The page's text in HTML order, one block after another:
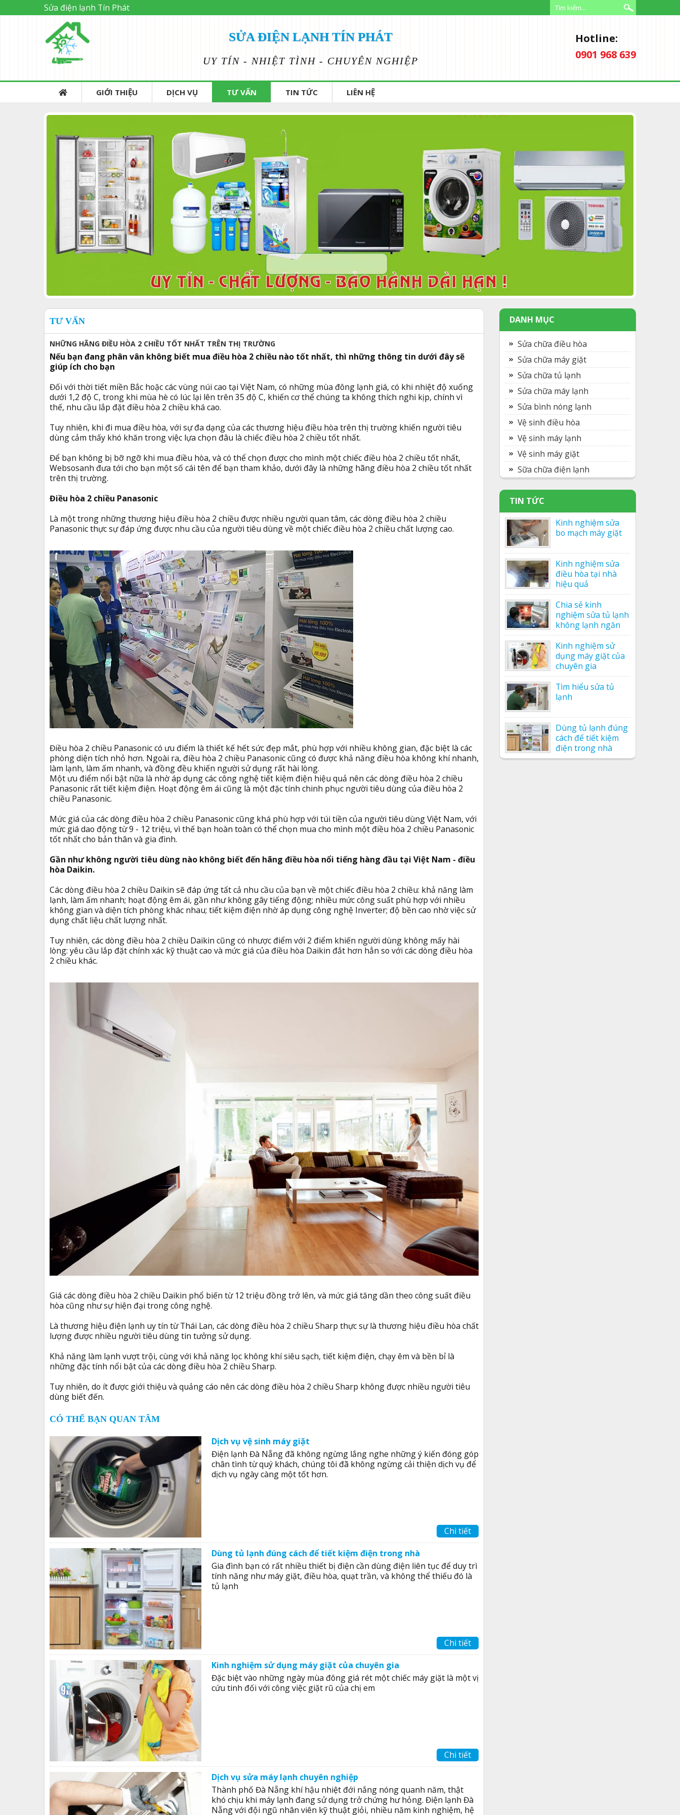
Sửa điện lạnh Tín Phát
SỬA ĐIỆN LẠNH TÍN PHÁT
UY TÍN - NHIỆT TÌNH - CHUYÊN NGHIỆP
Hotline:
0901 968 639
GIỚI THIỆU DỊCH VỤ TƯ VẤN TIN TỨC LIÊN HỆ
TƯ VẤN
NHỮNG HÃNG ĐIỀU HÒA 2 CHIỀU TỐT NHẤT TRÊN THỊ TRƯỜNG
Nếu bạn đang phân vân không biết mua điều hòa 2 chiều nào tốt nhất, thì những thông tin dưới đây sẽ
giúp ích cho bạn
Đối với thời tiết miền Bắc hoặc các vùng núi cao tại Việt Nam, có những mùa đông lạnh giá, có khi nhiệt độ xuống
dưới 1,2 độ C, trong khi mùa hè có lúc lại lên trên 35 độ C, khiến cơ thể chúng ta không thích nghi kịp, chính vì
thế, nhu cầu lắp đặt điều hòa 2 chiều khá cao.
Tuy nhiên, khi đi mua điều hòa, với sự đa dạng của các thương hiệu điều hòa trên thị trường khiến người tiêu
dùng cảm thấy khó khăn trong việc lựa chọn đâu là chiếc điều hòa 2 chiều tốt nhất.
Để bạn không bị bỡ ngỡ khi mua điều hòa, và có thể chọn được cho mình một chiếc điều hòa 2 chiều tốt nhất,
Websosanh đưa tới cho bạn một số cái tên để bạn tham khảo, dưới đây là những hãng điều hòa 2 chiều tốt nhất
trên thị trường.
Điều hòa 2 chiều Panasonic
Là một trong những thương hiệu điều hòa 2 chiều được nhiều người quan tâm, các dòng điều hòa 2 chiều
Panasonic thực sự đáp ứng được nhu cầu của người tiêu dùng về một chiếc điều hòa 2 chiều chất lượng cao.
Điều hòa 2 chiều Panasonic có ưu điểm là thiết kế hết sức đẹp mắt, phù hợp với nhiều không gian, đặc biệt là các
phòng diện tích nhỏ hơn. Ngoài ra, điều hòa 2 chiều Panasonic cũng có được khả năng điều hòa không khí nhanh,
làm lạnh, làm ấm nhanh, và đồng đều khiến người sử dụng rất hài lòng.
Một ưu điểm nổi bật nữa là nhờ áp dụng các công nghệ tiết kiệm điện hiệu quả nên các dòng điều hòa 2 chiều
Panasonic rất tiết kiệm điện. Hoạt động êm ái cũng là một đặc tính chinh phục người tiêu dùng của điều hòa 2
chiều Panasonic.
Mức giá của các dòng điều hòa 2 chiều Panasonic cũng khá phù hợp với túi tiền của người tiêu dùng Việt Nam, với
mức giá dao động từ 9 - 12 triệu, vì thế bạn hoàn toàn có thể chọn mua cho mình một điều hòa 2 chiều Panasonic
tốt nhất cho bản thân và gia đình.
Gần như không người tiêu dùng nào không biết đến hãng điều hòa nổi tiếng hàng đầu tại Việt Nam - điều
hòa Daikin.
Các dòng điều hòa 2 chiều Daikin sẽ đáp ứng tất cả nhu cầu của bạn về một chiếc điều hòa 2 chiều: khả năng làm
lạnh, làm ấm nhanh; hoạt động êm ái, gần như không gây tiếng động; nhiều mức công suất phù hợp với nhiều
không gian và diện tích phòng khác nhau; tiết kiệm điện nhờ áp dụng công nghệ Inverter; độ bền cao nhờ việc sử
dụng chất liệu chất lượng nhất.
Tuy nhiên, các dòng điều hòa 2 chiều Daikin cũng có nhược điểm với 2 điểm khiến người dùng không mấy hài
lòng: yêu cầu lắp đặt chính xác kỹ thuật cao và mức giá của điều hòa Daikin đắt hơn hẳn so với các dòng điều hòa
2 chiều khác.
Giá các dòng điều hòa 2 chiều Daikin phổ biến từ 12 triệu đồng trở lên, và mức giá tăng dần theo công suất điều
hòa cũng như sự hiện đại trong công nghệ.
Là thương hiệu điện lạnh uy tín từ Thái Lan, các dòng điều hòa 2 chiều Sharp thực sự là thương hiệu điều hòa chất
lượng được nhiều người tiêu dùng tin tưởng sử dụng.
Khả năng làm lạnh vượt trội, cùng với khả năng lọc không khí siêu sạch, tiết kiệm điện, chạy êm và bền bỉ là
những đặc tính nổi bật của các dòng điều hòa 2 chiều Sharp.
Tuy nhiên, do ít được giới thiệu và quảng cáo nên các dòng điều hòa 2 chiều Sharp không được nhiều người tiêu
dùng biết đến.
CÓ THỂ BẠN QUAN TÂM
Dịch vụ vệ sinh máy giặt
Điện lạnh Đà Nẵng đã không ngừng lắng nghe những ý kiến đóng góp
chân tình từ quý khách, chúng tôi đã không ngừng cải thiện dịch vụ để
dịch vụ ngày càng một tốt hơn.
Chi tiết
Dùng tủ lạnh đúng cách để tiết kiệm điện trong nhà
Gia đình bạn có rất nhiều thiết bị điện cần dùng điện liên tục để duy trì
tính năng như máy giặt, điều hòa, quạt trần, và không thể thiếu đó là
tủ lạnh
Chi tiết
Kinh nghiệm sử dụng máy giặt của chuyên gia
Đặc biệt vào những ngày mùa đông giá rét một chiếc máy giặt là một vị
cứu tinh đối với công việc giặt rũ của chị em
Chi tiết
Dịch vụ sửa máy lạnh chuyên nghiệp
Thành phố Đà Nẵng khí hậu nhiệt đới nắng nóng quanh năm, thật
khó chịu khi máy lạnh đang sử dụng trở chứng hư hỏng. Điện lạnh Đà
Nẵng với đội ngũ nhân viên kỹ thuật giỏi, nhiều năm kinh nghiệm, hệ
DANH MỤC
Sửa chữa điều hòa
Sửa chữa máy giặt
Sửa chữa tủ lạnh
Sửa chữa máy lạnh
Sửa bình nóng lạnh
Vệ sinh điều hòa
Vệ sinh máy lạnh
Vệ sinh máy giặt
Sữa chữa điện lạnh
TIN TỨC
Kinh nghiệm sửa
bo mạch máy giặt
Kinh nghiệm sửa
điều hòa tại nhà
hiệu quả
Chia sẻ kinh
nghiệm sửa tủ lạnh
không lạnh ngăn
mát của nhân viên
Kinh nghiệm sử
dụng máy giặt của
chuyên gia
Tìm hiểu sửa tủ
lạnh
Dùng tủ lạnh đúng
cách để tiết kiệm
điện trong nhà